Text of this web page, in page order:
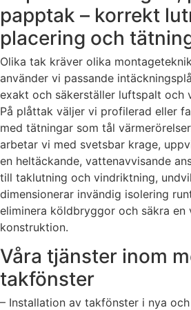
papptak – korrekt
placering och
Olika tak kräver olika
använder vi passande
exakt och säkerställer luftspalt och
På plåttak väljer vi profilerad eller
med tätningar som tål
arbetar vi med svetsbar krage,
en heltäckande, vattenavvisande
till taklutning och vindriktning,
dimensionerar invändig isolering
eliminera köldbryggor och säkra en
konstruktion.
Våra tjänster inom
takfönster
– Installation av takfönster i nya